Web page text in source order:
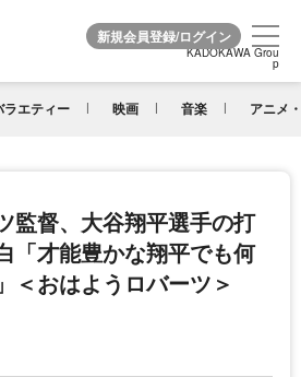
KADOKAWA Grou
p
ラエティー 映画 音楽 アニメ
KADOKAWA Grou
p
監督、大谷翔平選手の打
「才能豊かな翔平でも何
＜おはようロバーツ＞